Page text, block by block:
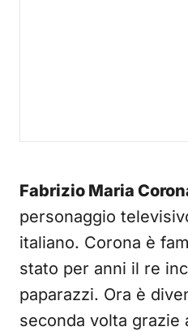
Fabrizio Maria
personaggio
italiano. Corona è
stato per anni il re
paparazzi. Ora è
seconda volta grazie